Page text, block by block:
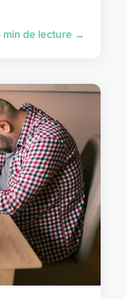
min de lecture →